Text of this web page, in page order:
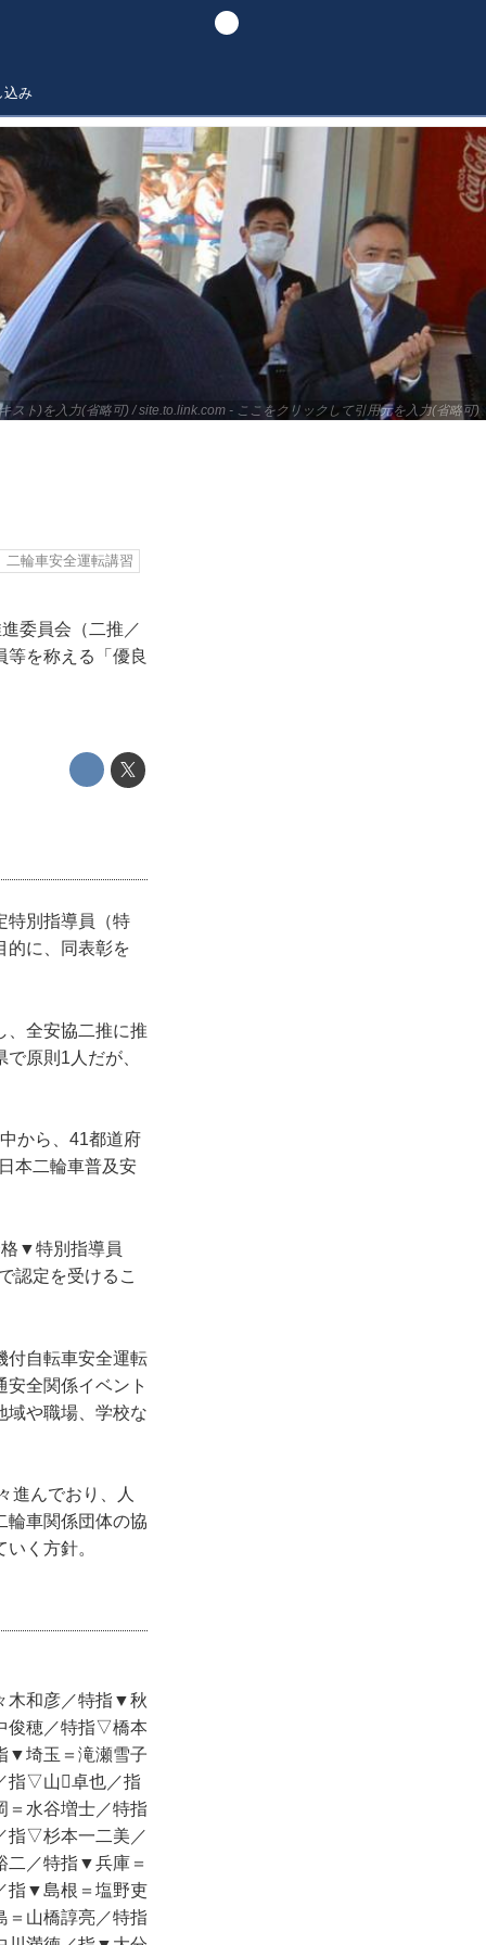
込み
スト)を入力(省略可) / site.to.link.com - ここをクリックして引用元を入力(省略可)
二輪車安全運転講習
委員会（二推／
を称える「優良
特別指導員（特
的に、同表彰を
、全安協二推に推
原則1人だが、
から、41都道府
本二輪車普及安
▼特別指導員
認定を受けるこ
付自転車安全運転
全関係イベント
域や職場、学校な
んでおり、人
輪車関係団体の協
く方針。
木和彦／特指▼秋
俊穂／特指▽橋本
▼埼玉＝滝瀬雪子
指▽山卓也／指
水谷増士／特指
指▽杉本一二美／
／特指▼兵庫＝
指▼島根＝塩野吏
山橋諄亮／特指